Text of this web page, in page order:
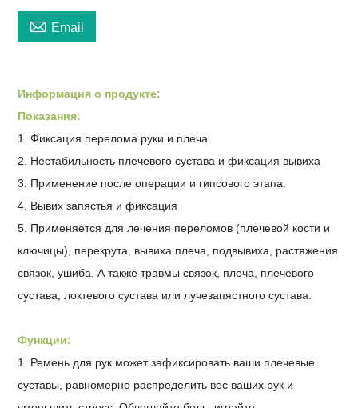
 Email
Информация о продукте:
Показания:
1. Фиксация перелома руки и плеча
2. Нестабильность плечевого сустава и фиксация вывиха
3. Применение после операции и гипсового этапа.
4. Вывих запястья и фиксация
5. Применяется для лечения переломов (плечевой кости и
ключицы), перекрута, вывиха плеча, подвывиха, растяжения
связок, ушиба. А также травмы связок, плеча, плечевого
сустава, локтевого сустава или лучезапястного сустава.
Функции:
1. Ремень для рук может зафиксировать ваши плечевые
суставы, равномерно распределить вес ваших рук и